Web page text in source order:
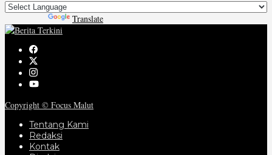
Translate
Copyright © Focus Malut
Tentang Kami
Redaksi
Kontak